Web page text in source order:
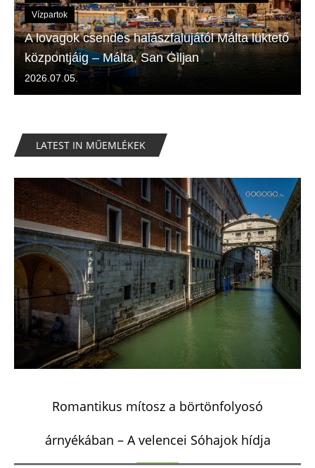
Vízpartok
A lovagok csendes halászfalujától Málta lüktető
központjáig – Málta, San Ġiljan
2026.07.05.
LATEST IN MŰEMLÉKEK
Romantikus mítosz a börtönfolyosó
árnyékában – A velencei Sóhajok hídja